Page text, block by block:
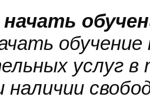
услуг в
наличии